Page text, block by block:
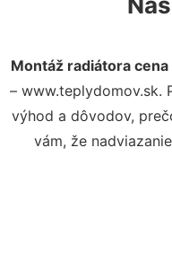
Montáž radiátora
– www.teplydomov.sk.
výhod a dôvodov,
vám, že